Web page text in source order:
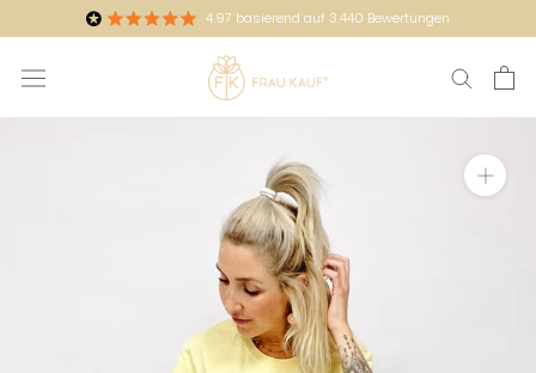
zum
Inhalt
4.97 basierend auf 3.440 Bewertungen